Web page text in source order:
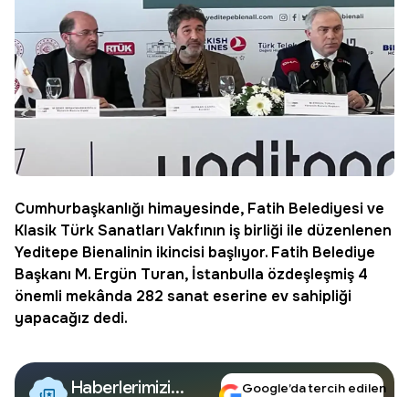
Cumhurbaşkanlığı himayesinde, Fatih Belediyesi ve
Klasik Türk Sanatları Vakfının iş birliği ile düzenlenen
Yeditepe Bienalinin ikincisi başlıyor. Fatih Belediye
Başkanı M. Ergün Turan, İstanbulla özdeşleşmiş 4
önemli mekânda 282 sanat eserine ev sahipliği
yapacağız dedi.
Haberlerimizi
Google’da tercih edilen